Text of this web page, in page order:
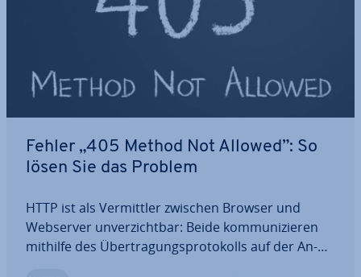
Fehler „405 Method Not Allowed”: So
lösen Sie das Problem
HTTP ist als Ver­mitt­ler zwischen Browser und
Webserver un­ver­zicht­bar: Beide kom­mu­ni­zie­ren
mithilfe des Über­tra­gungs­pro­to­kolls auf der An­